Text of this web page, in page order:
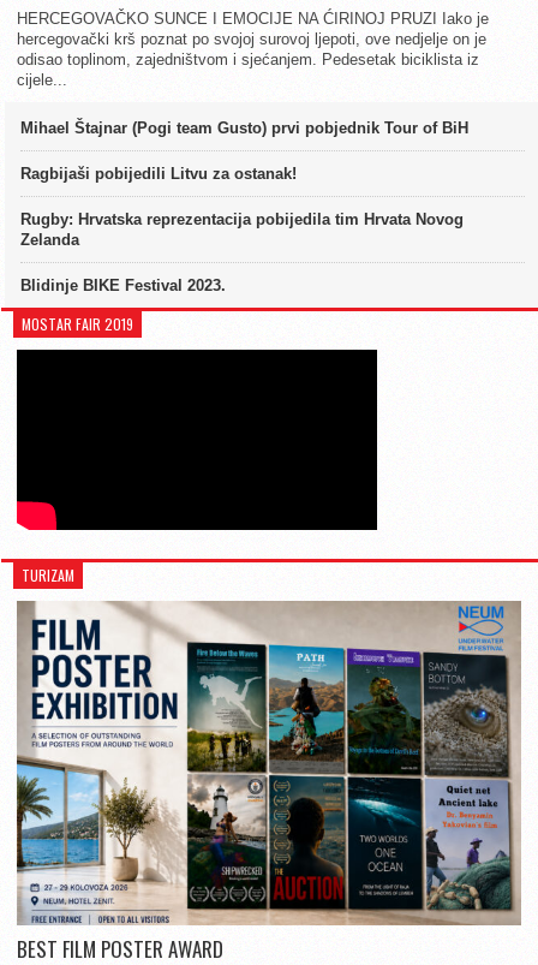
HERCEGOVAČKO SUNCE I EMOCIJE NA ĆIRINOJ PRUZI Iako je
hercegovački krš poznat po svojoj surovoj ljepoti, ove nedjelje on je
odisao toplinom, zajedništvom i sjećanjem. Pedesetak biciklista iz
cijele...
Mihael Štajnar (Pogi team Gusto) prvi pobjednik Tour of BiH
Ragbijaši pobijedili Litvu za ostanak!
Rugby: Hrvatska reprezentacija pobijedila tim Hrvata Novog
Zelanda
Blidinje BIKE Festival 2023.
MOSTAR FAIR 2019
TURIZAM
BEST FILM POSTER AWARD